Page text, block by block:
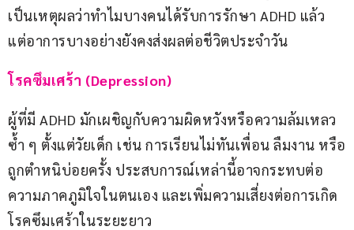
เป็นเหตุผลว่าทำไมบางคนได้รับการรักษา ADHD แล้ว
แต่อาการบางอย่างยังคงส่งผลต่อชีวิตประจำวัน
โรคซึมเศร้า (Depression)
ผู้ที่มี ADHD มักเผชิญกับความผิดหวังหรือความล้มเหลว
ซ้ำ ๆ ตั้งแต่วัยเด็ก เช่น การเรียนไม่ทันเพื่อน ลืมงาน หรือ
ถูกตำหนิบ่อยครั้ง ประสบการณ์เหล่านี้อาจกระทบต่อ
ความภาคภูมิใจในตนเอง และเพิ่มความเสี่ยงต่อการเกิด
โรคซึมเศร้าในระยะยาว